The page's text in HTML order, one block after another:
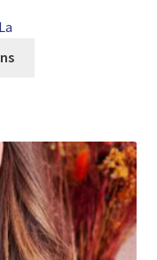
prix :
10,00 €
Les
options
peuvent
être
choisies